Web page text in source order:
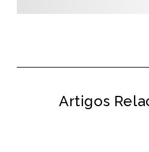
Artigos